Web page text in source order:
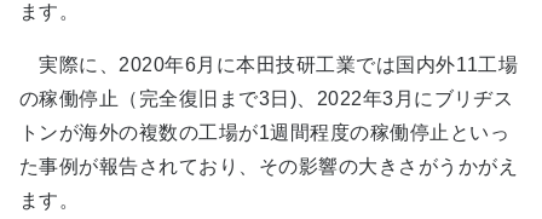
ます。
実際に、2020年6月に本田技研工業では国内外11工場
の稼働停止（完全復旧まで3日)、2022年3月にブリヂス
トンが海外の複数の工場が1週間程度の稼働停止といっ
た事例が報告されており、その影響の大きさがうかがえ
ます。